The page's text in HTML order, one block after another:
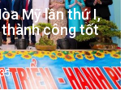
Mỹ lần thứ I,
thành công tốt